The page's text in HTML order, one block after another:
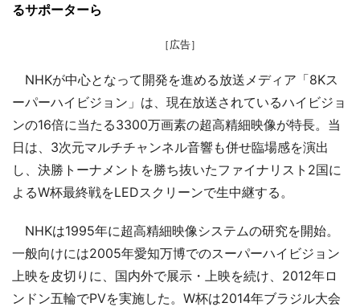
るサポーターら
［広告］
NHKが中心となって開発を進める放送メディア「8Kス
ーパーハイビジョン」は、現在放送されているハイビジョ
ンの16倍に当たる3300万画素の超高精細映像が特長。当
日は、3次元マルチチャンネル音響も併せ臨場感を演出
し、決勝トーナメントを勝ち抜いたファイナリスト2国に
よるW杯最終戦をLEDスクリーンで生中継する。
NHKは1995年に超高精細映像システムの研究を開始。
一般向けには2005年愛知万博でのスーパーハイビジョン
上映を皮切りに、国内外で展示・上映を続け、2012年ロ
ンドン五輪でPVを実施した。W杯は2014年ブラジル大会